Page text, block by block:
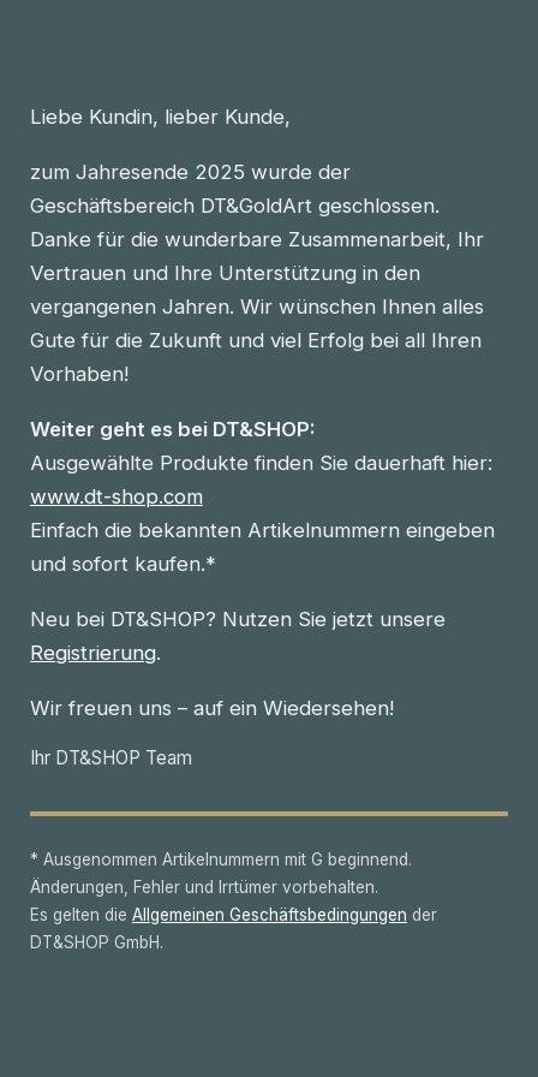
Liebe Kundin, lieber Kunde,
zum Jahresende 2025 wurde der
Geschäftsbereich DT&GoldArt geschlossen.
Danke für die wunderbare Zusammenarbeit, Ihr
Vertrauen und Ihre Unterstützung in den
vergangenen Jahren. Wir wünschen Ihnen alles
Gute für die Zukunft und viel Erfolg bei all Ihren
Vorhaben!
Weiter geht es bei DT&SHOP:
Ausgewählte Produkte finden Sie dauerhaft hier:
www.dt-shop.com
Einfach die bekannten Artikelnummern eingeben
und sofort kaufen.*
Neu bei DT&SHOP? Nutzen Sie jetzt unsere
Registrierung.
Wir freuen uns – auf ein Wiedersehen!
Ihr DT&SHOP Team
* Ausgenommen Artikelnummern mit G beginnend.
Änderungen, Fehler und Irrtümer vorbehalten.
Es gelten die Allgemeinen Geschäftsbedingungen der
DT&SHOP GmbH.